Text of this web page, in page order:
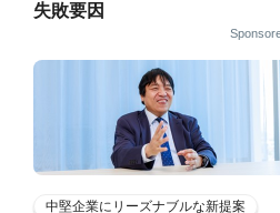
失敗要因
中堅企業にリーズナブルな新提案